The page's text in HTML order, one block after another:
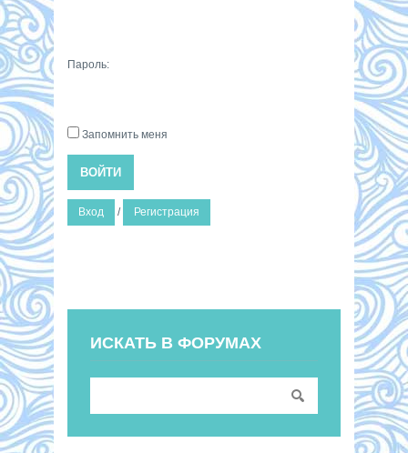
Пароль:
Запомнить меня
ВОЙТИ
Вход / Регистрация
ИСКАТЬ В ФОРУМАХ